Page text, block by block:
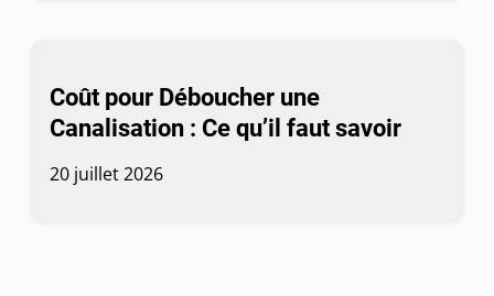
Coût pour Déboucher une
Canalisation : Ce qu’il faut savoir
20 juillet 2026